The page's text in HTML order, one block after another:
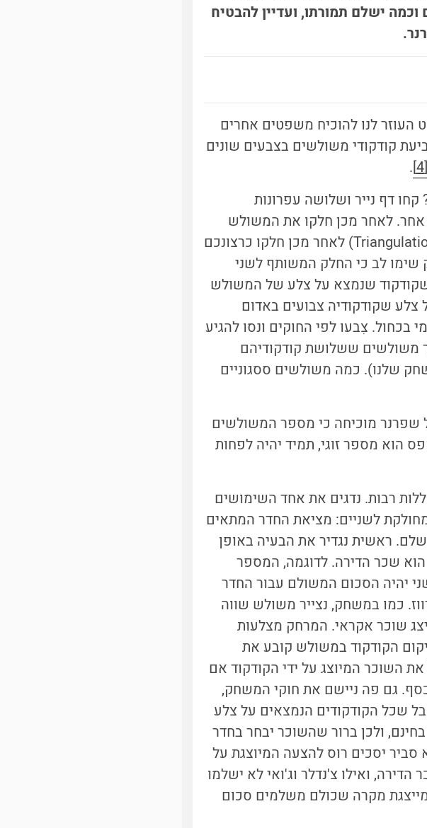
ישלם תמורתו, ועדיין להבטיח
קודקודי משולשים בצבעים שונים
[4]
.
דף נייר ושלושה עפרונות
אחר. לאחר מכן חלקו את המשולש
שציירתם למשולשים פנימיים קטנים (פעולה זו נקראת Triangulation) לאחר מכן חלקו כרצונכם
שימו לב כי החלק המשותף לשני
שקודקוד שנמצא על צלע של המשולש
צלע שקודקודיה צבועים באדום
צִבעו לפי החוקים ונסו להגיע
משולשים ששלושת קודקודיהם
שלנו). כמה משולשים ססגוניים
שפרנר מוכיחה כי מספר המשולשים
הוא מספר זוגי, תמיד יהיה לפחות
רבות. נדגים את אחד השימושים
לשניים: מציאת החדר המתאים
ראשית נגדיר את הבעיה באופן
שכר הדירה. לדוגמה, המספר
יהיה הסכום המשולם עבור החדר
כמו במשחק, נצייר משולש שווה
שוכר אקראי. המרחק מצלעות
הקודקוד במשולש קובע את
השוכר המיוצג על ידי הקודקוד אם
גם פה ניישם את חוקי המשחק,
שכל הקודקודים הנמצאים על צלע
ולכן ברור שהשוכר יבחר בחדר
יסכים רוס להצעה המיוצגת על
ואילו צ'נדלר וג'ואי לא ישלמו
מקרה שכולם משלמים סכום